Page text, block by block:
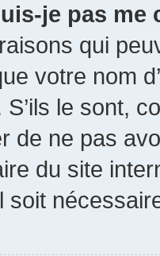
je pas me
qui
votre nom
le sont,
de ne pas
du site
soit